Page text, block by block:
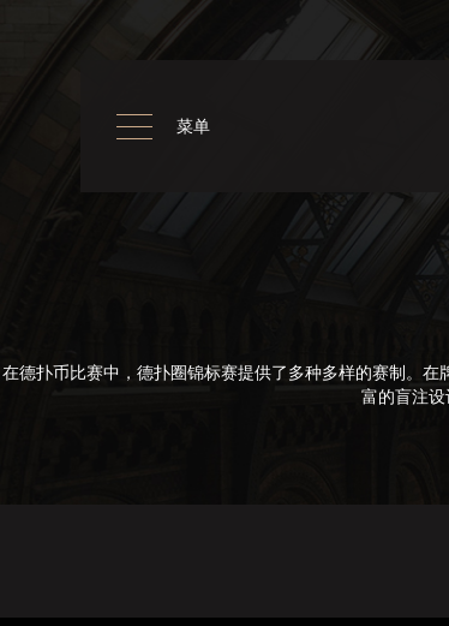
菜单
在德扑币比赛中，德扑圈锦标赛提供了多种多样的赛制。
富的盲注